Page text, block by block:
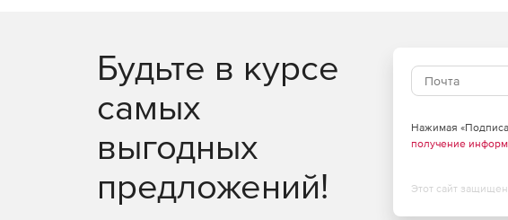
Будьте в курсе
самых
выгодных
предложений!
Нажимая
получение
Этот сайт